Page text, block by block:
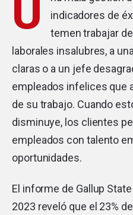
U
indicadores de
temen trabajar
laborales insalubres, a
claras o a un jefe
empleados infelices que
de su trabajo. Cuando
disminuye, los clientes
empleados con talento
oportunidades.
El informe de Gallup
2023 reveló que el 23%